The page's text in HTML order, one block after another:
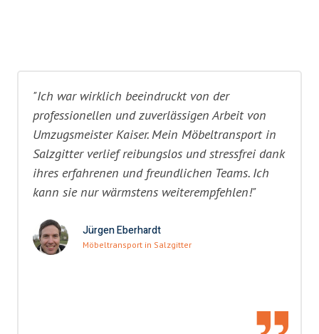
"Ich war wirklich beeindruckt von der
professionellen und zuverlässigen Arbeit von
Umzugsmeister Kaiser. Mein Möbeltransport in
Salzgitter verlief reibungslos und stressfrei dank
ihres erfahrenen und freundlichen Teams. Ich
kann sie nur wärmstens weiterempfehlen!"
Jürgen Eberhardt
Möbeltransport in Salzgitter